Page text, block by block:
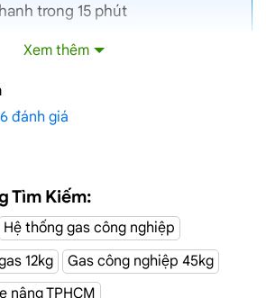
trong 15 phút
lượng cao, bình gas được
giá niêm yết trên web
lắp đặt miễn phí
Tận NơiĐường Diệp
Phú
Xem thêm
đánh giá
Tìm Kiếm:
Hệ thống gas công nghiệp
12kg
Gas công nghiệp 45kg
nâng TPHCM